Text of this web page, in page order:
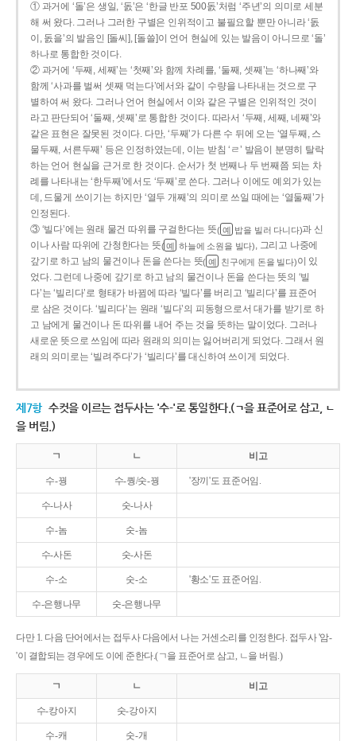
① 과거에 ‘돌’은 생일, ‘돐’은 ‘한글 반포 500돐’처럼 ‘주년’의 의미로 세분
해 써 왔다. 그러나 그러한 구별은 인위적이고 불필요할 뿐만 아니라 ‘돐
이, 돐을’의 발음인 [돌씨], [돌쓸]이 언어 현실에 있는 발음이 아니므로 ‘돌’
하나로 통합한 것이다.
② 과거에 ‘두째, 세째’는 ‘첫째’와 함께 차례를, ‘둘째, 셋째’는 ‘하나째’와
함께 ‘사과를 벌써 셋째 먹는다’에서와 같이 수량을 나타내는 것으로 구
별하여 써 왔다. 그러나 언어 현실에서 이와 같은 구별은 인위적인 것이
라고 판단되어 ‘둘째, 셋째’로 통합한 것이다. 따라서 ‘두째, 세째, 네째’와
같은 표현은 잘못된 것이다. 다만, ‘두째’가 다른 수 뒤에 오는 ‘열두째, 스
물두째, 서른두째’ 등은 인정하였는데, 이는 받침 ‘ㄹ’ 발음이 분명히 탈락
하는 언어 현실을 근거로 한 것이다. 순서가 첫 번째나 두 번째쯤 되는 차
례를 나타내는 ‘한두째’에서도 ‘두째’로 쓴다. 그러나 이에도 예외가 있는
데, 드물게 쓰이기는 하지만 ‘열두 개째’의 의미로 쓰일 때에는 ‘열둘째’가
인정된다.
③ ‘빌다’에는 원래 물건 따위를 구걸한다는 뜻( 예 밥을 빌러 다니다)과 신
이나 사람 따위에 간청한다는 뜻( 예 하늘에 소원을 빌다), 그리고 나중에
갚기로 하고 남의 물건이나 돈을 쓴다는 뜻( 예 친구에게 돈을 빌다)이 있
었다. 그런데 나중에 갚기로 하고 남의 물건이나 돈을 쓴다는 뜻의 ‘빌
다’는 ‘빌리다’로 형태가 바뀜에 따라 ‘빌다’를 버리고 ‘빌리다’를 표준어
로 삼은 것이다. ‘빌리다’는 원래 ‘빌다’의 피동형으로서 대가를 받기로 하
고 남에게 물건이나 돈 따위를 내어 주는 것을 뜻하는 말이었다. 그러나
새로운 뜻으로 쓰임에 따라 원래의 의미는 잃어버리게 되었다. 그래서 원
래의 의미로는 ‘빌려주다’가 ‘빌리다’를 대신하여 쓰이게 되었다.
제7항 수컷을 이르는 접두사는 '수-'로 통일한다.(ㄱ을 표준어로 삼고, ㄴ
을 버림.)
ㄱ ㄴ 비고
수-꿩 수-퀑/숫-꿩 '장끼'도 표준어임.
수-나사 숫-나사
수-놈 숫-놈
수-사돈 숫-사돈
수-소 숫-소 '황소'도 표준어임.
수-은행나무 숫-은행나무
다만 1. 다음 단어에서는 접두사 다음에서 나는 거센소리를 인정한다. 접두사 '암-
'이 결합되는 경우에도 이에 준한다.(ㄱ을 표준어로 삼고, ㄴ을 버림.)
ㄱ ㄴ 비고
수-캉아지 숫-강아지
수-캐 숫-개